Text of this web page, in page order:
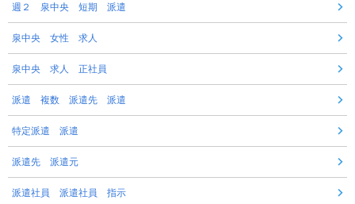
週２ 泉中央 短期 派遣
泉中央 女性 求人
泉中央 求人 正社員
派遣 複数 派遣先 派遣
特定派遣 派遣
派遣先 派遣元
派遣社員 派遣社員 指示